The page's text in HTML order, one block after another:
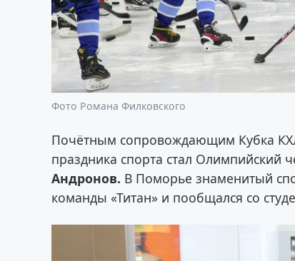
Фото Романа Филковского
Почётным сопровождающим Кубка
праздника спорта стал Олимпийский
Андронов. В Поморье знаменитый
команды «Титан» и пообщался со